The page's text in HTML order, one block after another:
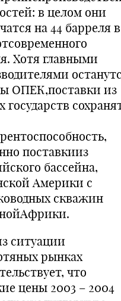
в целом они
на 44 барреля в
Хотя главными
ОПЕК,поставки из
государств
поставкииз
бассейна,
Америки с
скважин
ситуации
рынках
что
цены 2003 – 2004